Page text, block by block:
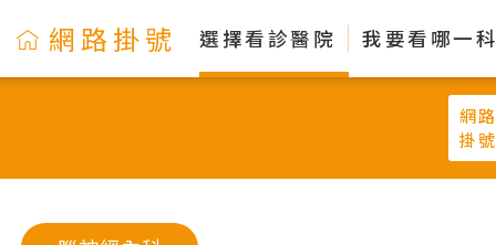
網路掛號 選擇看診醫院 我要看哪一科
網路
掛號